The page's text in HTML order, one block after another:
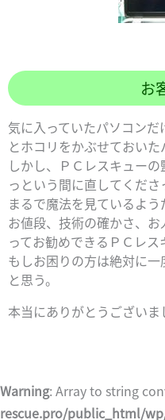
お
気に入っていたパソコン
とホコリをかぶせておいた
しかし、ＰＣレスキュー
っという間に直してくださ
まるで魔法を見ているよう
お値段、技術の確かさ、
ってお勧めできるＰＣレス
もしお困りの方は絶対に
と思う。
本当にありがとうございま
Warning: Array to string
rescue.pro/public_html/